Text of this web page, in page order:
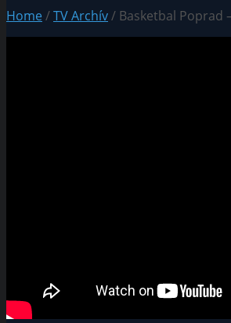
Home/TV Archív/ Basketbal Poprad